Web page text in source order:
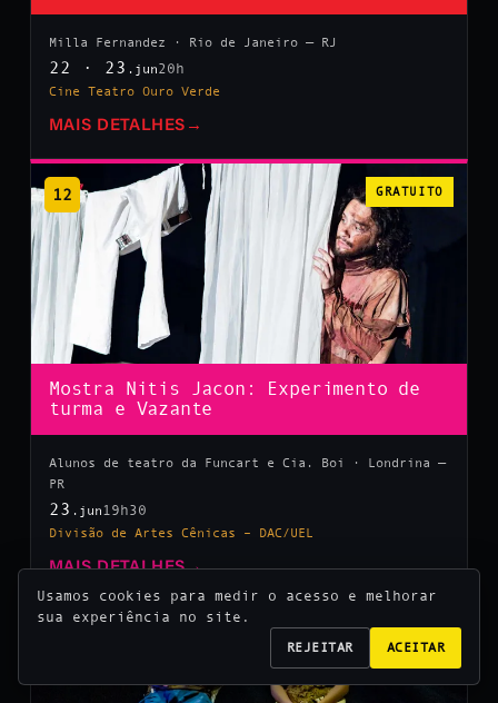
Milla Fernandez · Rio de Janeiro — RJ
22 · 23 .jun20h
Cine Teatro Ouro Verde
MAIS DETALHES →
12 GRATUITO
Mostra Nitis Jacon: Experimento de
turma e Vazante
Alunos de teatro da Funcart e Cia. Boi · Londrina —
PR
23 .jun 19h30
Divisão de Artes Cênicas – DAC/UEL
MAIS DETALHES→
Usamos cookies para medir o acesso e melhorar
sua experiência no site.
REJEITAR ACEITAR